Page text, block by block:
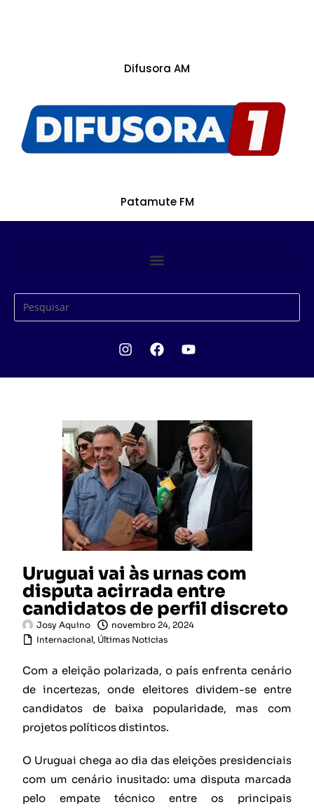
Difusora AM
Patamute FM
Uruguai vai às urnas com
disputa acirrada entre
candidatos de perfil discreto
Josy Aquino
novembro 24, 2024
Internacional, Últimas Noticias
Com a eleição polarizada, o país enfrenta cenário
de incertezas, onde eleitores dividem-se entre
candidatos de baixa popularidade, mas com
projetos políticos distintos.
O Uruguai chega ao dia das eleições presidenciais
com um cenário inusitado: uma disputa marcada
pelo empate técnico entre os principais